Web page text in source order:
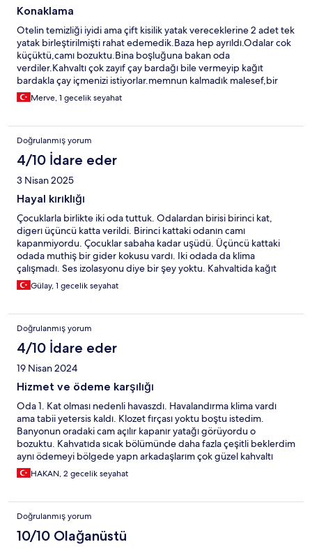
Konaklama
Otelin temizliği iyidi ama çift kisilik yatak vereceklerine 2 adet tek
yatak birleştirilmişti rahat edemedik.Baza hep ayrıldı.Odalar cok
küçüktü,camı bozuktu.Bina boşluğuna bakan oda
verdiler.Kahvaltı çok zayıf çay bardağı bile vermeyip kağıt
bardakla çay içmenizi istiyorlar.memnun kalmadık malesef,bir
daha tercih etmem.
Merve, 1 gecelik seyahat
Doğrulanmış yorum
4/10 İdare eder
3 Nisan 2025
Hayal kırıklığı
Çocuklarla birlikte iki oda tuttuk. Odalardan birisi birinci kat,
digerı üçüncü katta verildi. Birinci kattaki odanın camı
kapanmiyordu. Çocuklar sabaha kadar uşüdü. Üçüncü kattaki
odada muthiş bir gider kokusu vardı. Iki odada da klima
çalışmadı. Ses izolasyonu diye bir şey yoktu. Kahvaltida kağıt
bardakla çay içtik. Bir daha bu otelde kalmam.
Gülay, 1 gecelik seyahat
Doğrulanmış yorum
4/10 İdare eder
19 Nisan 2024
Hizmet ve ödeme karşılığı
Oda 1. Kat olması nedenli havaszdı. Havalandırma klima vardı
ama tabii yetersis kaldı. Klozet fırçası yoktu boştu istedim.
Banyonun oradaki cam açılır kapanır yatağı görüyordu o
bozuktu. Kahvatıda sıcak bölümünde daha fazla çeşitli beklerdim
aynı ödemeyi bölgede yapn arkadaşlarım çok güzel kahvaltı
fotoğrafları attılar bizimkisi yurt kahvaltısı gibiydi. Otopark
sorunu var boş olunca yakalıyorusunuz yoksa karşıda pazar yeri
ama ödememe göre aldığım hizmeti beğenmedm.
HAKAN, 2 gecelik seyahat
Doğrulanmış yorum
10/10 Olağanüstü